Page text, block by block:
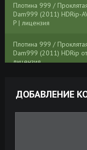
Плотина 999 /
Dam999 (2011) HDRip-
P | лицензия
Плотина 999 /
Dam999 (2011) HDRip
лицензия
Dam999 (2011) HDRip
лицензия
ДОБАВЛЕНИЕ